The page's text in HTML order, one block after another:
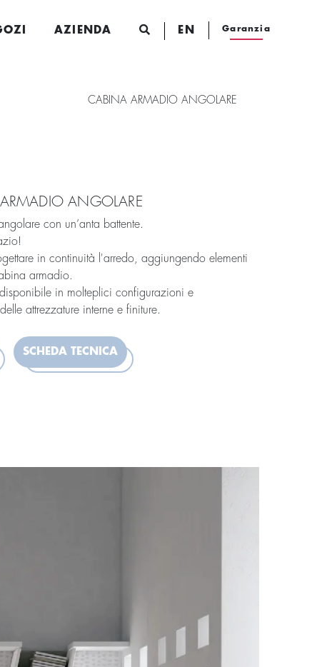
AZIENDA EN Garanzia
CABINA ARMADIO ANGOLARE
ANGOLARE
con un’anta battente.
in continuità l'arredo, aggiungendo elementi
armadio.
in molteplici configurazioni e
attrezzature interne e finiture.
SCHEDA TECNICA